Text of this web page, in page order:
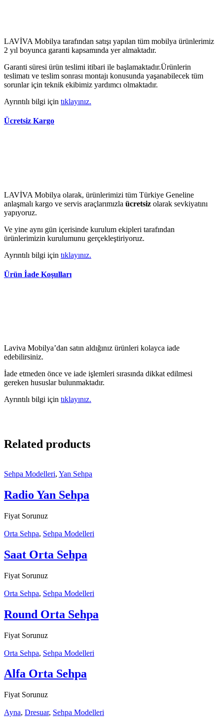
LAVİVA Mobilya tarafından satışı yapılan tüm mobilya ürünlerimiz
2 yıl boyunca garanti kapsamında yer almaktadır.
Garanti süresi ürün teslimi itibari ile başlamaktadır.Ürünlerin
teslimatı ve teslim sonrası montajı konusunda yaşanabilecek tüm
sorunlar için teknik ekibimiz yardımcı olmaktadır.
Ayrıntılı bilgi için tıklayınız.
Ücretsiz Kargo
LAVİVA Mobilya olarak, ürünlerimizi tüm Türkiye Geneline
anlaşmalı kargo ve servis araçlarımızla ücretsiz olarak sevkiyatını
yapıyoruz.
Ve yine aynı gün içerisinde kurulum ekipleri tarafından
ürünlerimizin kurulumunu gerçekleştiriyoruz.
Ayrıntılı bilgi için tıklayınız.
Ürün İade Koşulları
Laviva Mobilya’dan satın aldığınız ürünleri kolayca iade
edebilirsiniz.
İade etmeden önce ve iade işlemleri sırasında dikkat edilmesi
gereken hususlar bulunmaktadır.
Ayrıntılı bilgi için tıklayınız.
Related products
Sehpa Modelleri, Yan Sehpa
Radio Yan Sehpa
Fiyat Sorunuz
Orta Sehpa, Sehpa Modelleri
Saat Orta Sehpa
Fiyat Sorunuz
Orta Sehpa, Sehpa Modelleri
Round Orta Sehpa
Fiyat Sorunuz
Orta Sehpa, Sehpa Modelleri
Alfa Orta Sehpa
Fiyat Sorunuz
Ayna, Dresuar, Sehpa Modelleri